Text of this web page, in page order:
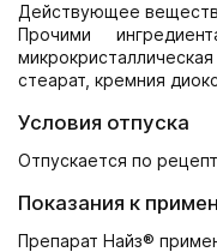
Действующее
Прочими
стеарат, кремния
Условия отпуска
Отпускается по
Показания к
Препарат Найз®